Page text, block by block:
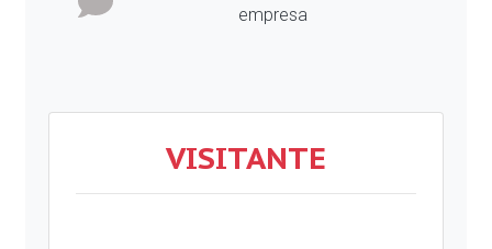
empresa
VISITANTE